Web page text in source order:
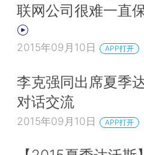
联网公司很难一直
2015年09月10日 APP打开
李克强同出席夏季
对话交流
2015年09月10日 APP打开